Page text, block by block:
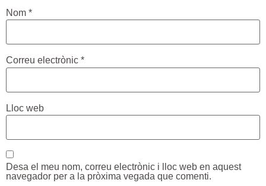
Nom *
Correu electrònic *
Lloc web
Desa el meu nom, correu electrònic i lloc web en aquest
navegador per a la pròxima vegada que comenti.